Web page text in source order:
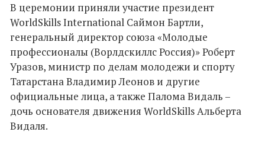
В церемонии приняли участие президент
WorldSkills International Саймон Бартли,
генеральный директор союза «Молодые
профессионалы (Ворлдскиллс Россия)» Роберт
Уразов, министр по делам молодежи и спорту
Татарстана Владимир Леонов и другие
официальные лица, а также Палома Видаль –
дочь основателя движения WorldSkills Альберта
Видаля.